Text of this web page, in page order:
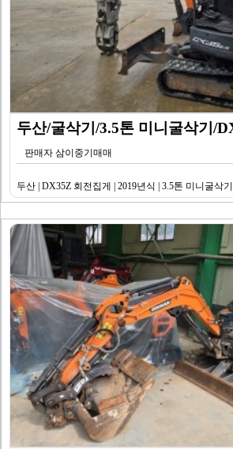
판매자 삼이중기매매
두산 | DX35Z 회전집게 | 2019년식 | 3.5톤 미니굴삭기